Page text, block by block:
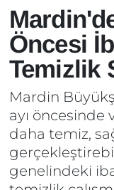
Öncesi
Temizlik
Mardin
ayı öncesinde
daha temiz,
genelindeki